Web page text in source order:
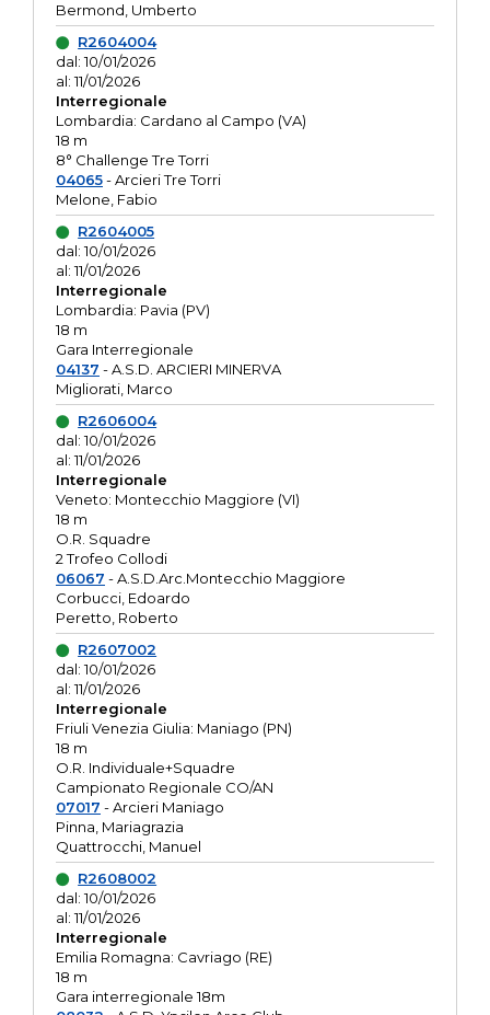
Bermond, Umberto
R2604004
dal: 10/01/2026
al: 11/01/2026
Interregionale
Lombardia: Cardano al Campo (VA)
18 m
8° Challenge Tre Torri
04065- Arcieri Tre Torri
Melone, Fabio
R2604005
dal: 10/01/2026
al: 11/01/2026
Interregionale
Lombardia: Pavia (PV)
18 m
Gara Interregionale
04137 - A.S.D. ARCIERI MINERVA
Migliorati, Marco
R2606004
dal: 10/01/2026
al: 11/01/2026
Interregionale
Veneto: Montecchio Maggiore (VI)
18 m
O.R. Squadre
2 Trofeo Collodi
06067 - A.S.D.Arc.Montecchio Maggiore
Corbucci, Edoardo
Peretto, Roberto
R2607002
dal: 10/01/2026
al: 11/01/2026
Interregionale
Friuli Venezia Giulia: Maniago (PN)
18 m
O.R. Individuale+Squadre
Campionato Regionale CO/AN
07017 - Arcieri Maniago
Pinna, Mariagrazia
Quattrocchi, Manuel
R2608002
dal: 10/01/2026
al: 11/01/2026
Interregionale
Emilia Romagna: Cavriago (RE)
18 m
Gara interregionale 18m